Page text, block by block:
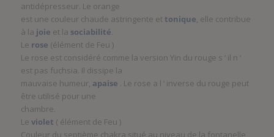
antidépresseur. Le orange
est une couleur chaude astringente et tonique, elle contribue
à la joie et la sociabilité.
Le rose (élément de Feu )
Le rose est considéré comme la version Yin du rouge s ‘ il n ‘
est pas fuchsia. Il dissipe la
mauvaise humeur, apaise . Le rose a l ‘ inverse du rouge peut
être utilisé pour une
chambre.
Le violet ( élément de Feu )
Couleur du septième chakra situé au niveau de la fontanelle